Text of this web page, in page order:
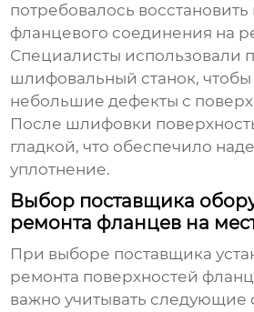
потребовалось
фланцевого соединения на
Специалисты использовали
шлифовальный станок, чтобы
небольшие дефекты с
После шлифовки
гладкой, что обеспечило
уплотнение.
Выбор поставщика
ремонта фланцев на
При выборе поставщика
ремонта поверхностей
важно учитывать следующие